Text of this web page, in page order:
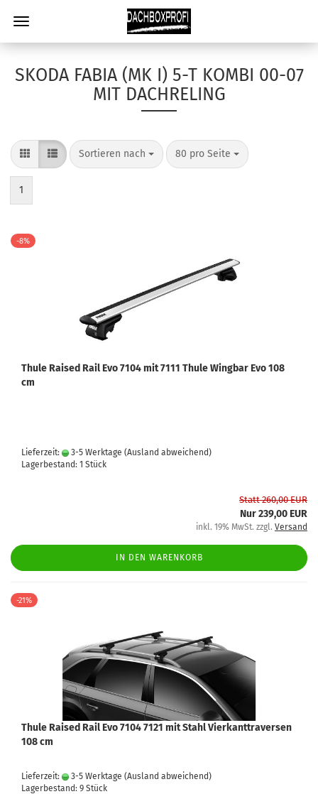
SKODA FABIA (MK I) 5-T KOMBI 00-07
MIT DACHRELING
Sortieren nach 80 pro Seite
1
-8%
Thule Raised Rail Evo 7104 mit 7111 Thule Wingbar Evo 108
cm
Lieferzeit: 3-5 Werktage (Ausland abweichend)
Lagerbestand: 1 Stück
Statt 260,00 EUR
Nur 239,00 EUR
inkl. 19% MwSt. zzgl. Versand
IN DEN WARENKORB
-21%
Thule Raised Rail Evo 7104 7121 mit Stahl Vierkanttraversen
108 cm
Lieferzeit: 3-5 Werktage (Ausland abweichend)
Lagerbestand: 9 Stück